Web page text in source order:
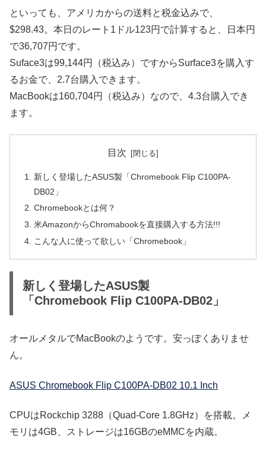
といっても、アメリカからの送料と税金込みで、
$298.43。本日のレート1ドル123円で計算すると、日本円
で36,707円です。
Suface3は99,144円（税込み）ですからSurface3を購入す
るお金で、2.7台購入できます。
MacBookは160,704円（税込み）なので、4.3台購入でき
ます。
目次
新しく登場したASUS製「Chromebook Flip C100PA-
DB02」
Chromebookとは何？
米AmazonからChromabookを直接購入する方法!!!
こんな人に使って欲しい「Chromebook」
新しく登場したASUS製
「Chromebook Flip C100PA-DB02」
オールメタルでMacBookのようです。安っぽくありませ
ん。
ASUS Chromebook Flip C100PA-DB02 10.1 Inch
CPUはRockchip 3288（Quad-Core 1.8GHz）を搭載。メ
モリは4GB、ストレージは16GBのeMMCを内蔵。